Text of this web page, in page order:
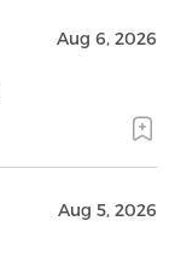
Aug 6, 2026
Aug 5, 2026